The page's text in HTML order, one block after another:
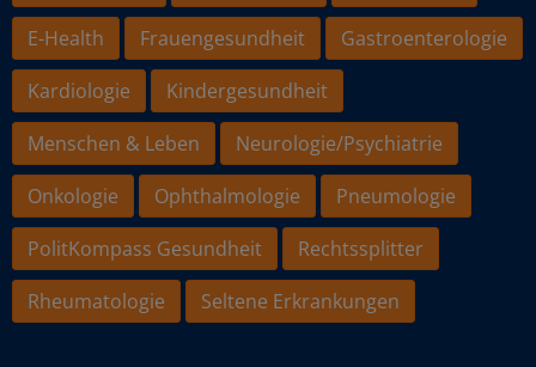
E-Health
Frauengesundheit
Gastroenterologie
Kardiologie
Kindergesundheit
Menschen & Leben
Neurologie/Psychiatrie
Onkologie
Ophthalmologie
Pneumologie
PolitKompass Gesundheit
Rechtssplitter
Rheumatologie
Seltene Erkrankungen